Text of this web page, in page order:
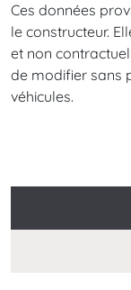
Ces données
le constructeur.
et non
de modifier sans
véhicules.